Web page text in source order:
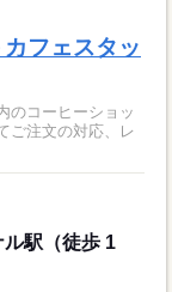
フェスタッ
のコーヒーショッ
ご注文の対応、レ
駅（徒歩 1